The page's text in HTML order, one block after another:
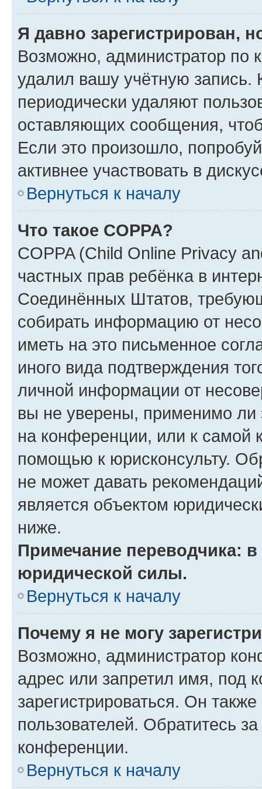
Я давно зарегистрирован,
Возможно, администратор по
удалил вашу учётную запись.
периодически удаляют
оставляющих сообщения,
Если это произошло,
активнее участвовать в
Вернуться к началу
Что такое COPPA?
COPPA (Child Online Privacy
частных прав ребёнка в
Соединённых Штатов,
собирать информацию от
иметь на это письменное
иного вида подтверждения
личной информации от
вы не уверены, применимо ли
на конференции, или к самой
помощью к юрисконсульту.
не может давать
является объектом
ниже.
Примечание переводчика:
юридической силы.
Вернуться к началу
Почему я не могу
Возможно, администратор
адрес или запретил имя, под
зарегистрироваться. Он
пользователей. Обратитесь
конференции.
Вернуться к началу